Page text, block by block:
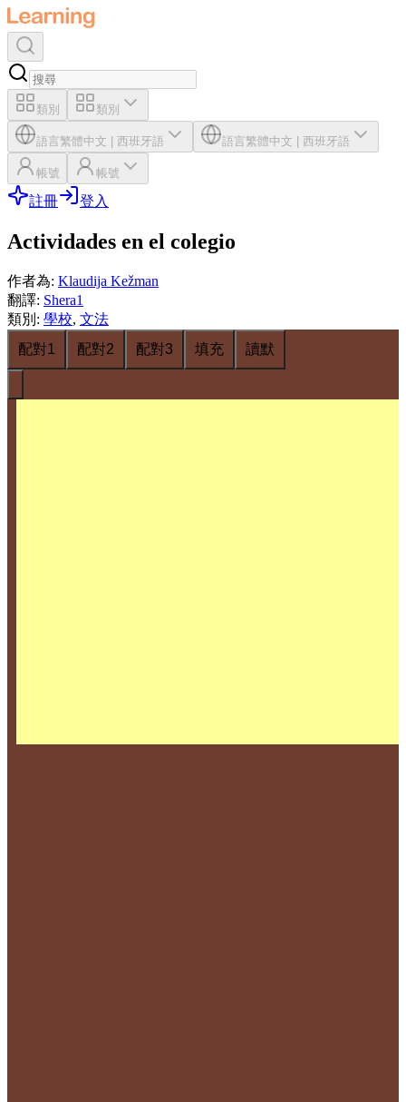
類別 類別
語言繁體中文 西班牙語 語言繁體中文 西班牙語
帳號 帳號
註冊 登入
Actividades en el colegio
作者為: Klaudija Kežman
翻譯: Shera1
類別 : 學校, 文法
配對1
配對2 配對3 填充 讀默